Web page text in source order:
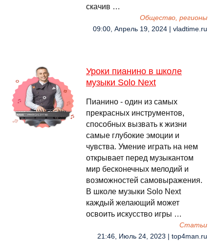
скачив …
Общество, регионы
09:00, Апрель 19, 2024 | vladtime.ru
Уроки пианино в школе
музыки Solo Next
Пианино - один из самых
прекрасных инструментов,
способных вызвать к жизни
самые глубокие эмоции и
чувства. Умение играть на нем
открывает перед музыкантом
мир бесконечных мелодий и
возможностей самовыражения.
В школе музыки Solo Next
каждый желающий может
освоить искусство игры …
Cтатьи
21:46, Июль 24, 2023 | top4man.ru